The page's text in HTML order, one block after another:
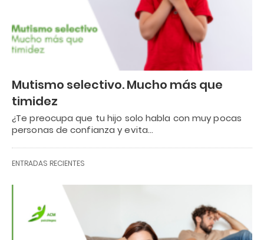
Mutismo selectivo. Mucho más que
timidez
¿Te preocupa que tu hijo solo habla con muy pocas
personas de confianza y evita…
ENTRADAS RECIENTES